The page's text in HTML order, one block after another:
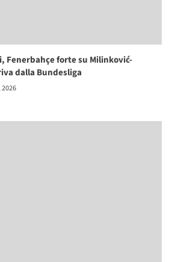
Fenerbahçe forte su Milinković-
dalla Bundesliga